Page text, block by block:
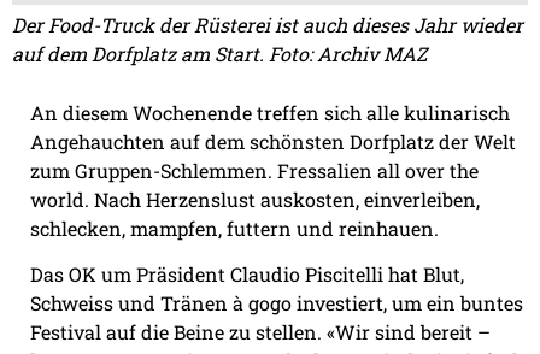
Der Food-Truck der Rüsterei ist auch dieses Jahr wieder
auf dem Dorfplatz am Start. Foto: Archiv MAZ
An diesem Wochenende treffen sich alle kulinarisch
Angehauchten auf dem schönsten Dorfplatz der Welt
zum Gruppen-Schlemmen. Fressalien all over the
world. Nach Herzenslust auskosten, einverleiben,
schlecken, mampfen, futtern und reinhauen.
Das OK um Präsident Claudio Piscitelli hat Blut,
Schweiss und Tränen à gogo investiert, um ein buntes
Festival auf die Beine zu stellen. «Wir sind bereit –